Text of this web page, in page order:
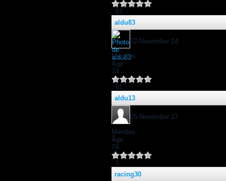
: 67
aldu83
:
22-November 14
:
Membre
Âge:
74
: 61
aldu13
:
05-November 17
:
Membre
Âge:
74
: 1
racing30